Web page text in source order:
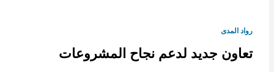
جديد لدعم نجاح المشروعات